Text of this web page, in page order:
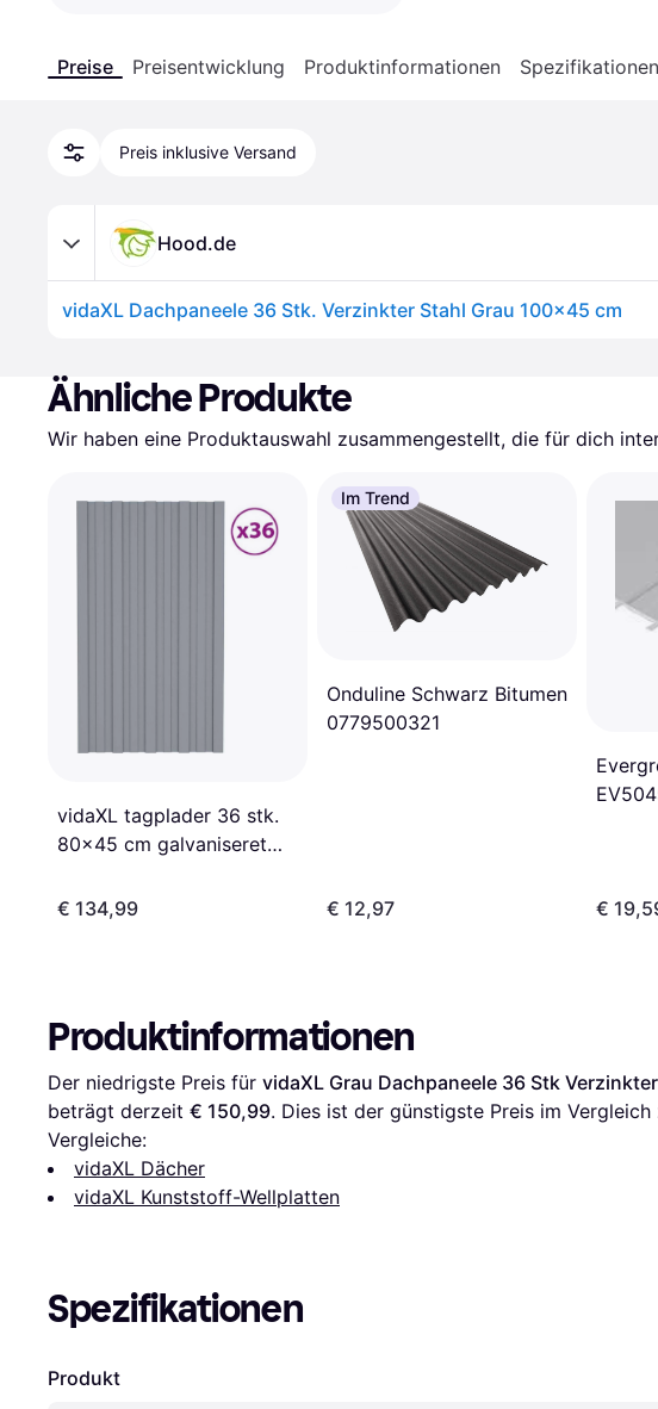
Preise Preisentwicklung Produktinformationen Spezifikationen
Preis inklusive Versand
Hood.de
vidaXL Dachpaneele 36 Stk. Verzinkter Stahl Grau 100x45 cm
Ähnliche Produkte
Wir haben eine Produktauswahl zusammengestellt, die für dich
vidaXL tagplader 36 stk.
80x45 cm galvaniseret
€ 134,99
Im Trend
Onduline Schwarz Bitumen
0779500321
€ 12,97 €
Produktinformationen
Der niedrigste Preis für vidaXL Grau Dachpaneele 36 Stk
beträgt derzeit € 150,99. Dies ist der günstigste Preis im Vergleich
Vergleiche:
vidaXL Dächer
vidaXL Kunststoff-Wellplatten
Spezifikationen
Produkt